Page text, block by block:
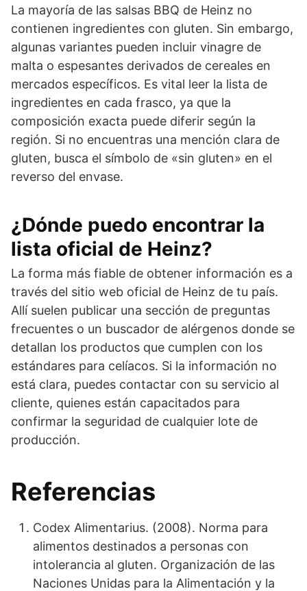
La mayoría de las salsas BBQ de Heinz no
contienen ingredientes con gluten. Sin embargo,
algunas variantes pueden incluir vinagre de
malta o espesantes derivados de cereales en
mercados específicos. Es vital leer la lista de
ingredientes en cada frasco, ya que la
composición exacta puede diferir según la
región. Si no encuentras una mención clara de
gluten, busca el símbolo de «sin gluten» en el
reverso del envase.
¿Dónde puedo encontrar la
lista oficial de Heinz?
La forma más fiable de obtener información es a
través del sitio web oficial de Heinz de tu país.
Allí suelen publicar una sección de preguntas
frecuentes o un buscador de alérgenos donde se
detallan los productos que cumplen con los
estándares para celíacos. Si la información no
está clara, puedes contactar con su servicio al
cliente, quienes están capacitados para
confirmar la seguridad de cualquier lote de
producción.
Referencias
Codex Alimentarius. (2008). Norma para
alimentos destinados a personas con
intolerancia al gluten. Organización de las
Naciones Unidas para la Alimentación y la